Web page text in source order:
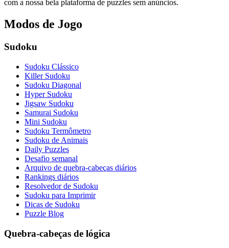
com a nossa bela plataforma de puzzles sem anúncios.
Modos de Jogo
Sudoku
Sudoku Clássico
Killer Sudoku
Sudoku Diagonal
Hyper Sudoku
Jigsaw Sudoku
Samurai Sudoku
Mini Sudoku
Sudoku Termômetro
Sudoku de Animais
Daily Puzzles
Desafio semanal
Arquivo de quebra-cabeças diários
Rankings diários
Resolvedor de Sudoku
Sudoku para Imprimir
Dicas de Sudoku
Puzzle Blog
Quebra-cabeças de lógica